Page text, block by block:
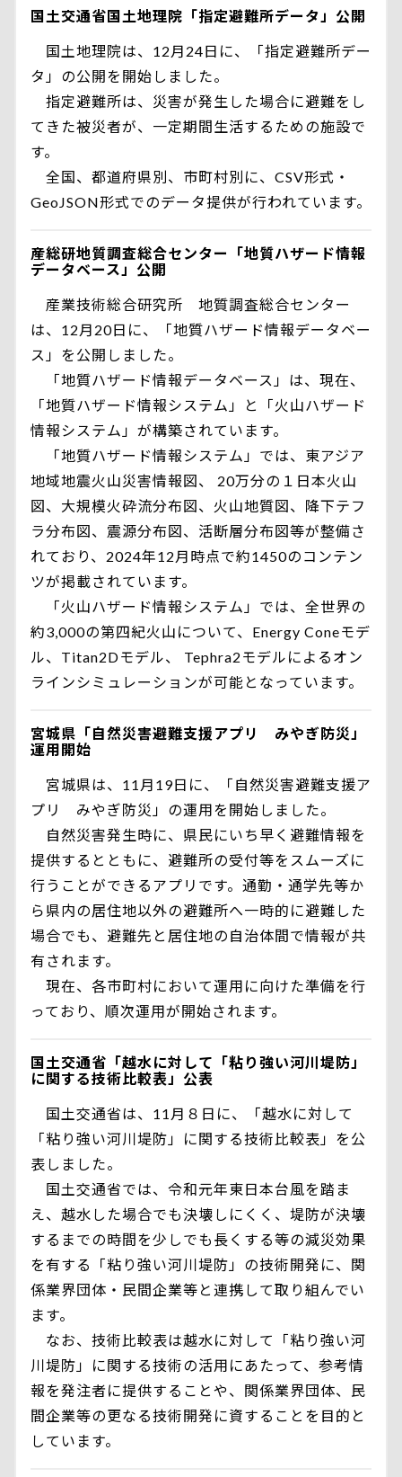
国土交通省国土地理院「指定避難所データ」公開
国土地理院は、12月24日に、「指定避難所デー
タ」の公開を開始しました。
指定避難所は、災害が発生した場合に避難をし
てきた被災者が、一定期間生活するための施設で
す。
全国、都道府県別、市町村別に、CSV形式・
GeoJSON形式でのデータ提供が行われています。
産総研地質調査総合センター「地質ハザード情報
データベース」公開
産業技術総合研究所 地質調査総合センター
は、12月20日に、「地質ハザード情報データベー
ス」を公開しました。
「地質ハザード情報データベース」は、現在、
「地質ハザード情報システム」と「火山ハザード
情報システム」が構築されています。
「地質ハザード情報システム」では、東アジア
地域地震火山災害情報図、 20万分の１日本火山
図、大規模火砕流分布図、火山地質図、降下テフ
ラ分布図、震源分布図、活断層分布図等が整備さ
れており、2024年12月時点で約1450のコンテン
ツが掲載されています。
「火山ハザード情報システム」では、全世界の
約3,000の第四紀火山について、Energy Coneモデ
ル、Titan2Dモデル、 Tephra2モデルによるオン
ラインシミュレーションが可能となっています。
宮城県「自然災害避難支援アプリ みやぎ防災」
運用開始
宮城県は、11月19日に、「自然災害避難支援ア
プリ みやぎ防災」の運用を開始しました。
自然災害発生時に、県民にいち早く避難情報を
提供するとともに、避難所の受付等をスムーズに
行うことができるアプリです。通勤・通学先等か
ら県内の居住地以外の避難所へ一時的に避難した
場合でも、避難先と居住地の自治体間で情報が共
有されます。
現在、各市町村において運用に向けた準備を行
っており、順次運用が開始されます。
国土交通省「越水に対して「粘り強い河川堤防」
に関する技術比較表」公表
国土交通省は、11月８日に、「越水に対して
「粘り強い河川堤防」に関する技術比較表」を公
表しました。
国土交通省では、令和元年東日本台風を踏ま
え、越水した場合でも決壊しにくく、堤防が決壊
するまでの時間を少しでも長くする等の減災効果
を有する「粘り強い河川堤防」の技術開発に、関
係業界団体・民間企業等と連携して取り組んでい
ます。
なお、技術比較表は越水に対して「粘り強い河
川堤防」に関する技術の活用にあたって、参考情
報を発注者に提供することや、関係業界団体、民
間企業等の更なる技術開発に資することを目的と
しています。